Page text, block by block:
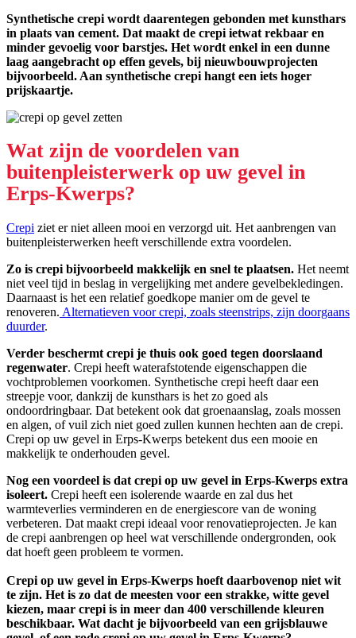
Synthetische crepi wordt daarentegen gebonden met kunsthars
in plaats van cement. Dat maakt de crepi ietwat rekbaar en
minder gevoelig voor barstjes. Het wordt enkel in een dunne
laag aangebracht op effen gevels, bij nieuwbouwprojecten
bijvoorbeeld. Aan synthetische crepi hangt een iets hoger
prijskaartje.
Wat zijn de voordelen van
buitenpleisterwerk op uw gevel in
Erps-Kwerps?
Crepi ziet er niet alleen mooi en verzorgd uit. Het aanbrengen van
buitenpleisterwerken heeft verschillende extra voordelen.
Zo is crepi bijvoorbeeld makkelijk en snel te plaatsen. Het neemt
niet veel tijd in beslag in vergelijking met andere gevelbekledingen.
Daarnaast is het een relatief goedkope manier om de gevel te
renoveren. Alternatieven voor crepi, zoals steenstrips, zijn doorgaans
duurder.
Verder beschermt crepi je thuis ook goed tegen doorslaand
regenwater. Crepi heeft waterafstotende eigenschappen die
vochtproblemen voorkomen. Synthetische crepi heeft daar een
streepje voor, dankzij de kunsthars is het zo goed als
ondoordringbaar. Dat betekent ook dat groenaanslag, zoals mossen
en algen, of vuil zich niet goed zullen kunnen hechten aan de crepi.
Crepi op uw gevel in Erps-Kwerps betekent dus een mooie en
makkelijk te onderhouden gevel.
Nog een voordeel is dat crepi op uw gevel in Erps-Kwerps extra
isoleert. Crepi heeft een isolerende waarde en zal dus het
warmteverlies verminderen en de energiescore van de woning
verbeteren. Dat maakt crepi ideaal voor renovatieprojecten. Je kan
de crepi aanbrengen op heel wat verschillende ondergronden, ook
dat hoeft geen probleem te vormen.
Crepi op uw gevel in Erps-Kwerps hoeft daarbovenop niet wit
te zijn. Het is zo dat de meesten voor een strakke, witte gevel
kiezen, maar crepi is in meer dan 400 verschillende kleuren
beschikbaar. Wat dacht je bijvoorbeeld van een grijsblauwe